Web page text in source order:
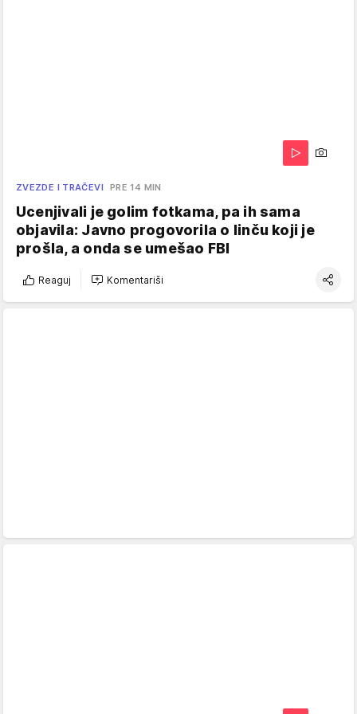
ZVEZDE I TRAČEVI PRE 14 MIN
Ucenjivali je golim fotkama, pa ih sama
objavila: Javno progovorila o linču koji je
prošla, a onda se umešao FBI
Reaguj Komentariši